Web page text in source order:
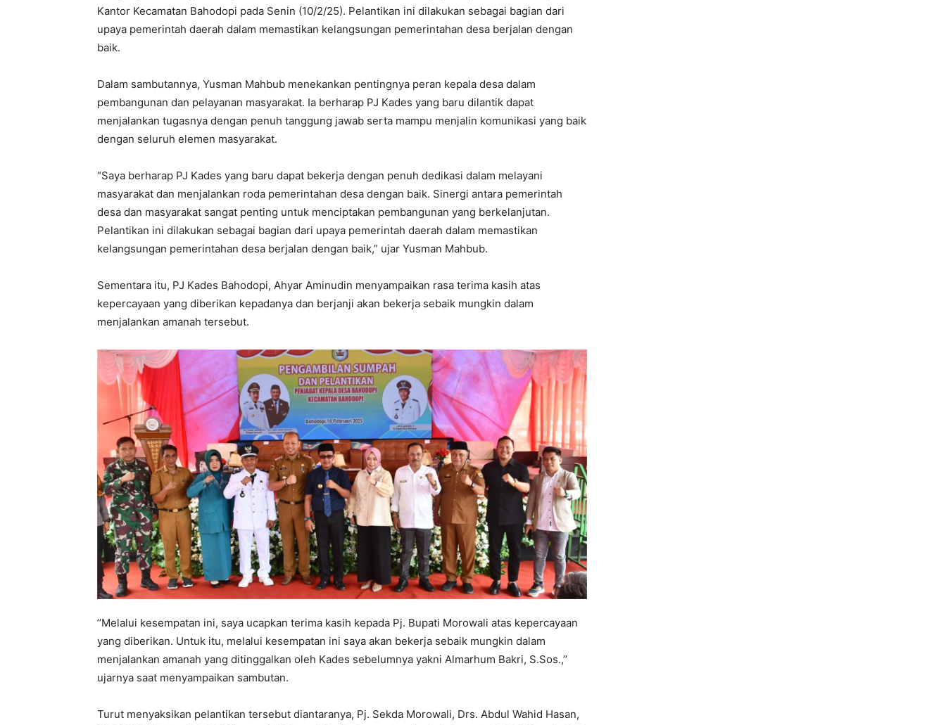
Kantor Kecamatan Bahodopi pada Senin (10/2/25). Pelantikan ini dilakukan sebagai bagian dari
upaya pemerintah daerah dalam memastikan kelangsungan pemerintahan desa berjalan dengan
baik.
Dalam sambutannya, Yusman Mahbub menekankan pentingnya peran kepala desa dalam
pembangunan dan pelayanan masyarakat. Ia berharap PJ Kades yang baru dilantik dapat
menjalankan tugasnya dengan penuh tanggung jawab serta mampu menjalin komunikasi yang baik
dengan seluruh elemen masyarakat.
“Saya berharap PJ Kades yang baru dapat bekerja dengan penuh dedikasi dalam melayani
masyarakat dan menjalankan roda pemerintahan desa dengan baik. Sinergi antara pemerintah
desa dan masyarakat sangat penting untuk menciptakan pembangunan yang berkelanjutan.
Pelantikan ini dilakukan sebagai bagian dari upaya pemerintah daerah dalam memastikan
kelangsungan pemerintahan desa berjalan dengan baik,” ujar Yusman Mahbub.
Sementara itu, PJ Kades Bahodopi, Ahyar Aminudin menyampaikan rasa terima kasih atas
kepercayaan yang diberikan kepadanya dan berjanji akan bekerja sebaik mungkin dalam
menjalankan amanah tersebut.
’’Melalui kesempatan ini, saya ucapkan terima kasih kepada Pj. Bupati Morowali atas kepercayaan
yang diberikan. Untuk itu, melalui kesempatan ini saya akan bekerja sebaik mungkin dalam
menjalankan amanah yang ditinggalkan oleh Kades sebelumnya yakni Almarhum Bakri, S.Sos.,’’
ujarnya saat menyampaikan sambutan.
Turut menyaksikan pelantikan tersebut diantaranya, Pj. Sekda Morowali, Drs. Abdul Wahid Hasan,